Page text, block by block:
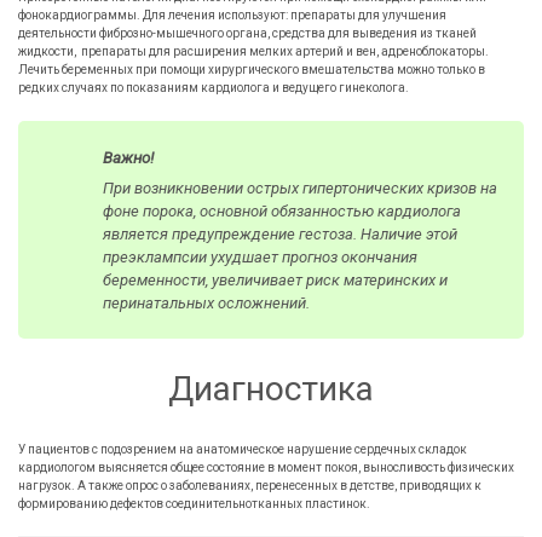
фонокардиограммы. Для лечения используют: препараты для улучшения
деятельности фиброзно-мышечного органа, средства для выведения из тканей
жидкости, препараты для расширения мелких артерий и вен, адреноблокаторы.
Лечить беременных при помощи хирургического вмешательства можно только в
редких случаях по показаниям кардиолога и ведущего гинеколога.
Важно!
При возникновении острых гипертонических кризов на
фоне порока, основной обязанностью кардиолога
является предупреждение гестоза. Наличие этой
преэклампсии ухудшает прогноз окончания
беременности, увеличивает риск материнских и
перинатальных осложнений.
Диагностика
У пациентов с подозрением на анатомическое нарушение сердечных складок
кардиологом выясняется общее состояние в момент покоя, выносливость физических
нагрузок. А также опрос о заболеваниях, перенесенных в детстве, приводящих к
формированию дефектов соединительнотканных пластинок.